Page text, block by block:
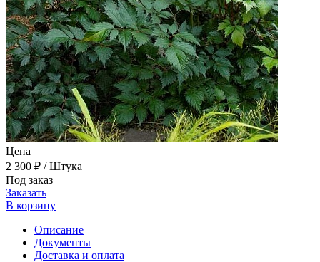
Цена
2 300 ₽ / Штука
Под заказ
Заказать
В корзину
Описание
Документы
Доставка и оплата